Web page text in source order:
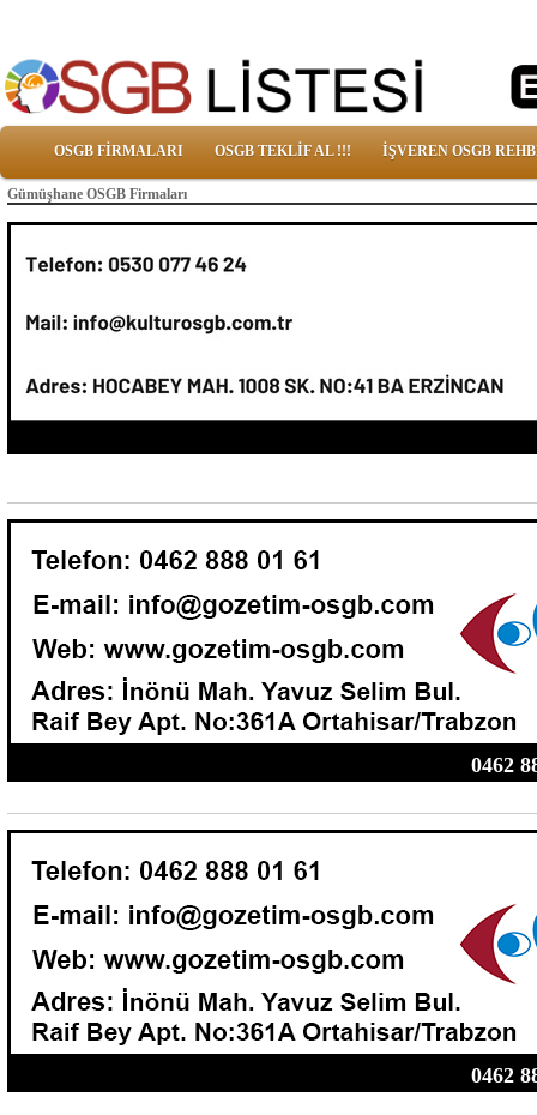
OSGB FİRMALARI OSGB TEKLİF AL !!! İŞVEREN OSGB
Gümüşhane OSGB Firmaları
0462
0462